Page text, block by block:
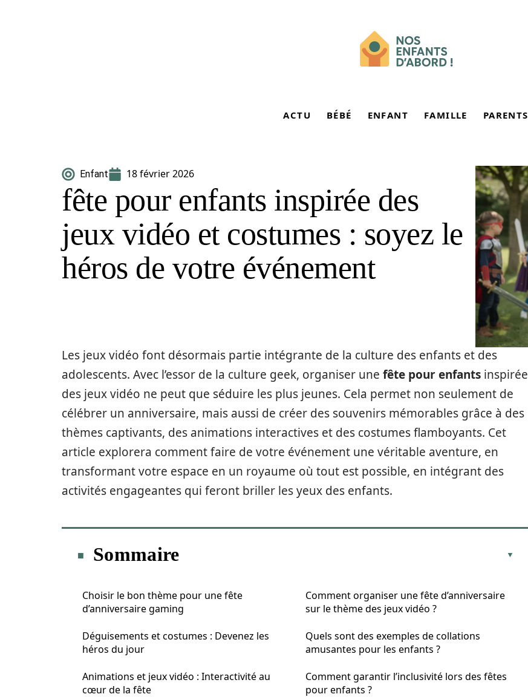
ACTU BÉBÉ ENFANT FAMILLE PARENTS
Enfant 18 février 2026
fête pour enfants inspirée des
jeux vidéo et costumes : soyez le
héros de votre événement
Les jeux vidéo font désormais partie intégrante de la culture des enfants et des
adolescents. Avec l’essor de la culture geek, organiser une fête pour enfants inspirée
des jeux vidéo ne peut que séduire les plus jeunes. Cela permet non seulement de
célébrer un anniversaire, mais aussi de créer des souvenirs mémorables grâce à des
thèmes captivants, des animations interactives et des costumes flamboyants. Cet
article explorera comment faire de votre événement une véritable aventure, en
transformant votre espace en un royaume où tout est possible, en intégrant des
activités engageantes qui feront briller les yeux des enfants.
Sommaire
Choisir le bon thème pour une fête
d’anniversaire gaming
Déguisements et costumes : Devenez les
héros du jour
Animations et jeux vidéo : Interactivité au
cœur de la fête
Comment organiser une fête d’anniversaire
sur le thème des jeux vidéo ?
Quels sont des exemples de collations
amusantes pour les enfants ?
Comment garantir l’inclusivité lors des fêtes
pour enfants ?